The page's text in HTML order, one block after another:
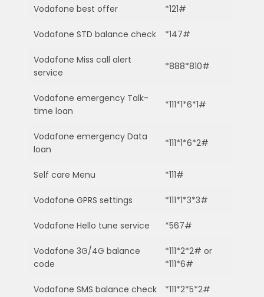
Vodafone best offer *121#
Vodafone STD balance check *147#
Vodafone Miss call alert
service
*888*810#
Vodafone emergency Talk-
time loan
*111*1*6*1#
Vodafone emergency Data
loan
*111*1*6*2#
Self care Menu *111#
Vodafone GPRS settings *111*1*3*3#
Vodafone Hello tune service *567#
Vodafone 3G/4G balance
code
*111*2*2# or
*111*6#
Vodafone SMS balance check *111*2*5*2#